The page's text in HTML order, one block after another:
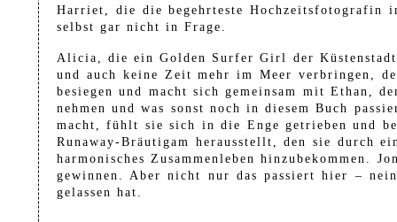
Harriet, die die begehrteste Hochzeitsfotografin
selbst gar nicht in Frage.
Alicia, die ein Golden Surfer Girl der
und auch keine Zeit mehr im Meer verbringen,
besiegen und macht sich gemeinsam mit Ethan,
nehmen und was sonst noch in diesem Buch
macht, fühlt sie sich in die Enge getrieben und
Runaway-Bräutigam herausstellt, den sie durch
harmonisches Zusammenleben
gewinnen. Aber nicht nur das passiert hier –
gelassen hat.